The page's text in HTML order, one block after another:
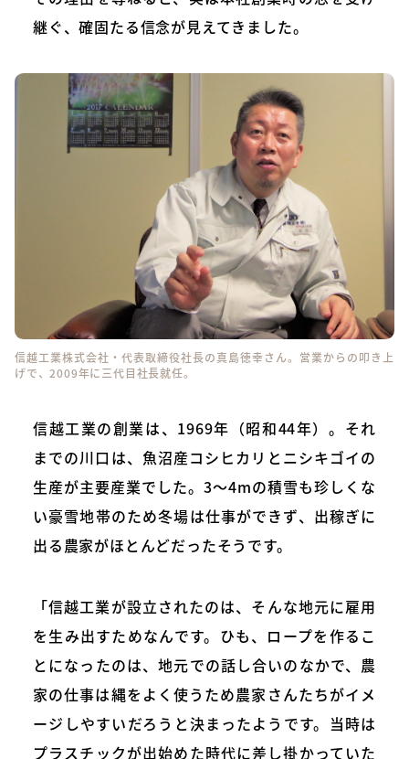
継ぐ、確固たる信念が見えてきました。
信越工業株式会社・代表取締役社長の真島徳幸さん。営業からの叩き上
げで、2009年に三代目社長就任。
信越工業の創業は、1969年（昭和44年）。それ
までの川口は、魚沼産コシヒカリとニシキゴイの
生産が主要産業でした。3～4mの積雪も珍しくな
い豪雪地帯のため冬場は仕事ができず、出稼ぎに
出る農家がほとんどだったそうです。
「信越工業が設立されたのは、そんな地元に雇用
を生み出すためなんです。ひも、ロープを作るこ
とになったのは、地元での話し合いのなかで、農
家の仕事は縄をよく使うため農家さんたちがイメ
ージしやすいだろうと決まったようです。当時は
プラスチックが出始めた時代に差し掛かっていた